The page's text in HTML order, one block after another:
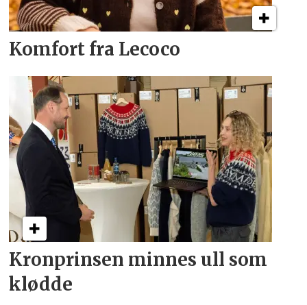
Komfort fra Lecoco
Kronprinsen minnes ull som
klødde